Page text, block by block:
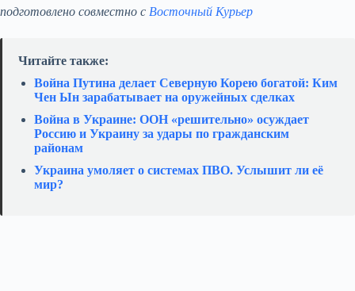
подготовлено совместно с Восточный Курьер
Читайте также:
Война Путина делает Северную Корею богатой: Ким
Чен Ын зарабатывает на оружейных сделках
Война в Украине: ООН «решительно» осуждает
Россию и Украину за удары по гражданским
районам
Украина умоляет о системах ПВО. Услышит ли её
мир?